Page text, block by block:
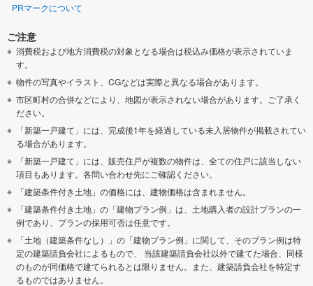
PRマークについて
ご注意
消費税および地方消費税の対象となる場合は税込み価格が表示されていま
す。
物件の写真やイラスト、CGなどは実際と異なる場合があります。
市区町村の合併などにより、地図が表示されない場合があります。ご了承く
ださい。
「新築一戸建て」には、完成後1年を経過している未入居物件が掲載されてい
る場合があります。
「新築一戸建て」には、販売住戸が複数の物件は、全ての住戸に該当しない
項目もあります。各問い合わせ先にご確認ください。
「建築条件付き土地」の価格には、建物価格は含まれません。
「建築条件付き土地」の「建物プラン例」は、土地購入者の設計プランの一
例であり、プランの採用可否は任意です。
「土地（建築条件なし）」の「建物プラン例」に関して、そのプラン例は特
定の建築請負会社によるもので、 当該建築請負会社以外で建てた場合、同様
のものが同価格で建てられるとは限りません。また、建築請負会社を特定す
るものではありません。